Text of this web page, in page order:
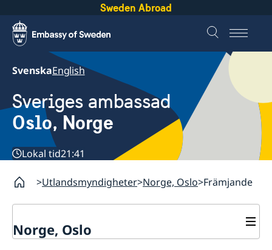
Sweden Abroad
SvenskaEnglish
Sveriges ambassad
Oslo, Norge
Lokal tid21:41
Utlandsmyndigheter Norge, Oslo Främjande
Norge, Oslo